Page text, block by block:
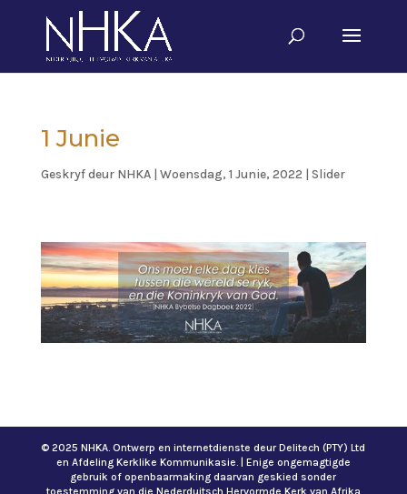
1 Junie
Geskryf deur NHKA| Woensdag, 1 Junie, 2022 | Slider
© 2025 NHKA. Ontwerp en internetdienste deur Delitech (PTY) Ltd
en Afdeling Kerklike Kommunikasie. | Enige ongemagtigde
gebruik of openbaarmaking daarvan geskied sonder